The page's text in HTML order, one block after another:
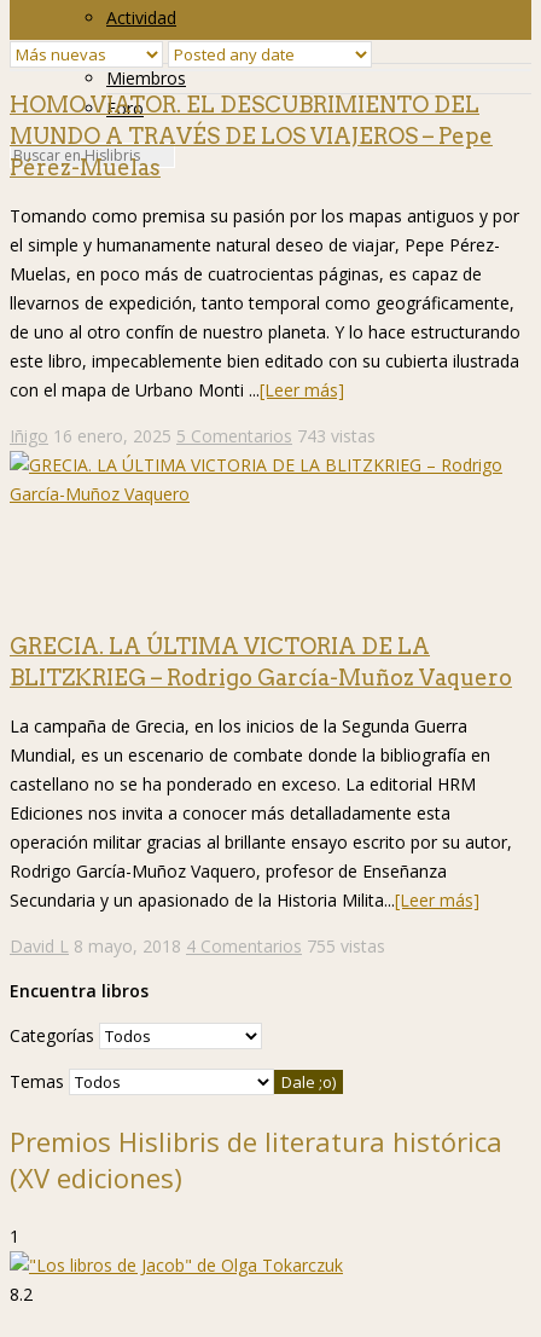
Actividad
Grupos
Miembros
Foro
HOMO VIATOR. EL DESCUBRIMIENTO DEL
MUNDO A TRAVÉS DE LOS VIAJEROS – Pepe
Pérez-Muelas
Tomando como premisa su pasión por los mapas antiguos y por
el simple y humanamente natural deseo de viajar, Pepe Pérez-
Muelas, en poco más de cuatrocientas páginas, es capaz de
llevarnos de expedición, tanto temporal como geográficamente,
de uno al otro confín de nuestro planeta. Y lo hace estructurando
este libro, impecablemente bien editado con su cubierta ilustrada
con el mapa de Urbano Monti ...[Leer más]
Iñigo 16 enero, 2025 5 Comentarios 743 vistas
BLITZKRIEG – Rodrigo García-Muñoz Vaquero
La campaña de Grecia, en los inicios de la Segunda Guerra
castellano no se ha ponderado en exceso. La editorial HRM
Ediciones nos invita a conocer más detalladamente esta
operación militar gracias al brillante ensayo escrito por su autor,
Rodrigo García-Muñoz Vaquero, profesor de Enseñanza
Secundaria y un apasionado de la Historia Milita...[Leer más]
David L 8 mayo, 2018 4 Comentarios 755 vistas
Encuentra libros
Categorías
Temas
Premios Hislibris de literatura histórica
(XV ediciones)
1
8.2
P. Hislibris